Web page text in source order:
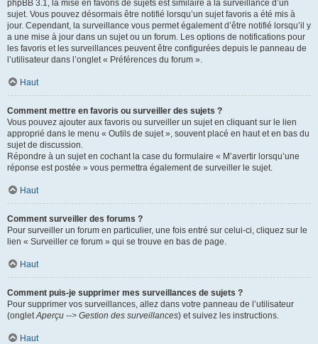
phpBB 3.1, la mise en favoris de sujets est similaire à la surveillance d’un
sujet. Vous pouvez désormais être notifié lorsqu’un sujet favoris a été mis à
jour. Cependant, la surveillance vous permet également d’être notifié lorsqu’il y
a une mise à jour dans un sujet ou un forum. Les options de notifications pour
les favoris et les surveillances peuvent être configurées depuis le panneau de
l’utilisateur dans l’onglet « Préférences du forum ».
Haut
Comment mettre en favoris ou surveiller des sujets ?
Vous pouvez ajouter aux favoris ou surveiller un sujet en cliquant sur le lien
approprié dans le menu « Outils de sujet », souvent placé en haut et en bas du
sujet de discussion.
Répondre à un sujet en cochant la case du formulaire « M’avertir lorsqu’une
réponse est postée » vous permettra également de surveiller le sujet.
Haut
Comment surveiller des forums ?
Pour surveiller un forum en particulier, une fois entré sur celui-ci, cliquez sur le
lien « Surveiller ce forum » qui se trouve en bas de page.
Haut
Comment puis-je supprimer mes surveillances de sujets ?
Pour supprimer vos surveillances, allez dans votre panneau de l’utilisateur
(ongletAperçu --> Gestion des surveillances) et suivez les instructions.
Haut